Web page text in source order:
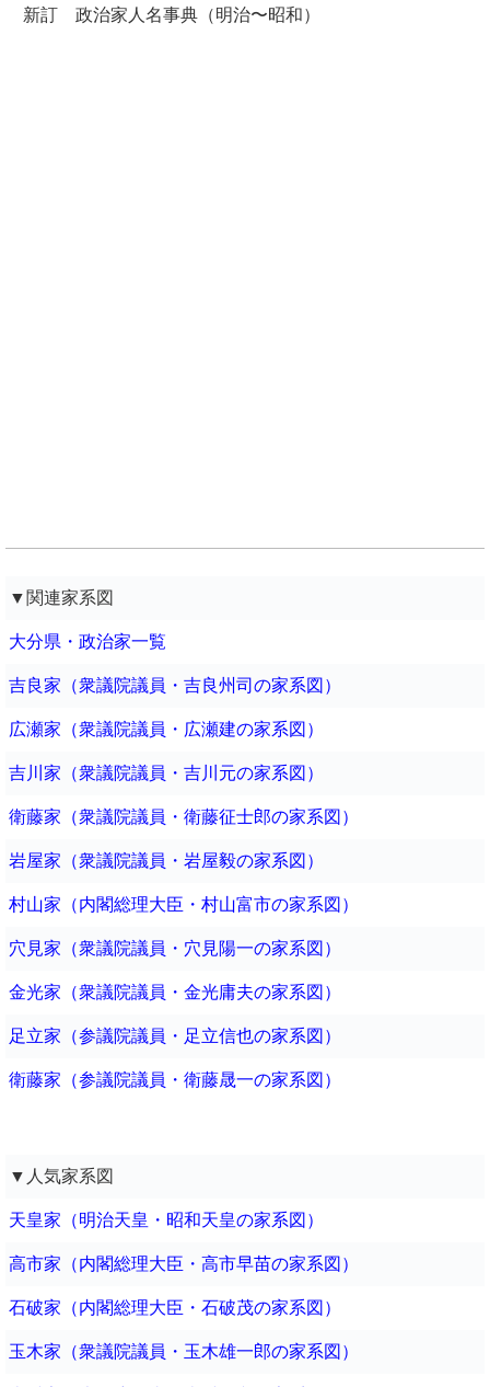
新訂 政治家人名事典（明治〜昭和）
▼関連家系図
大分県・政治家一覧
吉良家（衆議院議員・吉良州司の家系図）
広瀬家（衆議院議員・広瀬建の家系図）
吉川家（衆議院議員・吉川元の家系図）
衛藤家（衆議院議員・衛藤征士郎の家系図）
岩屋家（衆議院議員・岩屋毅の家系図）
村山家（内閣総理大臣・村山富市の家系図）
穴見家（衆議院議員・穴見陽一の家系図）
金光家（衆議院議員・金光庸夫の家系図）
足立家（参議院議員・足立信也の家系図）
衛藤家（参議院議員・衛藤晟一の家系図）
▼人気家系図
天皇家（明治天皇・昭和天皇の家系図）
高市家（内閣総理大臣・高市早苗の家系図）
石破家（内閣総理大臣・石破茂の家系図）
玉木家（衆議院議員・玉木雄一郎の家系図）